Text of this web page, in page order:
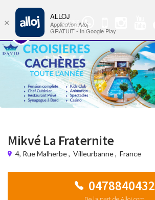
Groupe
WhatsApp
Mikvé La Fraternite
4, Rue Malherbe, Villeurbanne, France
0478840432
×
ALLOJ
Application Alloj
GRATUIT - In Google Play